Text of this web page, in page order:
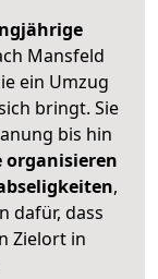
Mansfeld
ein Umzug
bringt. Sie
bis hin
organisieren
,
dafür, dass
Zielort in